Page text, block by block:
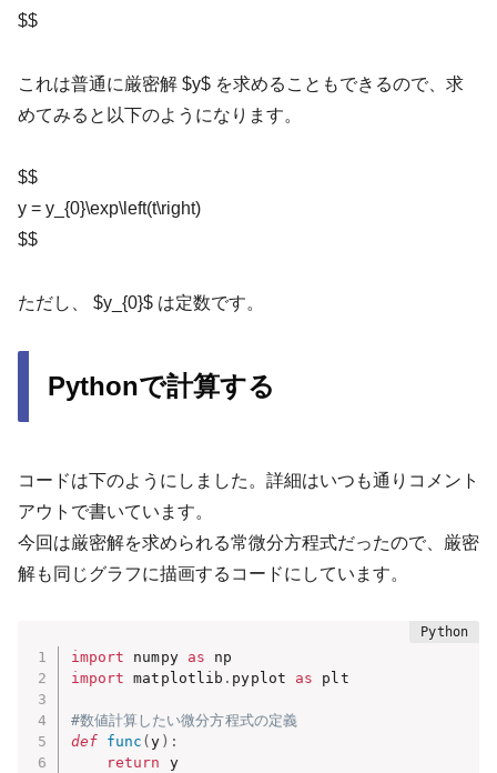
$$
これは普通に厳密解 $y$ を求めることもできるので、求
めてみると以下のようになります。
$$
y = y_{0}\exp\left(t\right)
$$
ただし、 $y_{0}$ は定数です。
Pythonで計算する
コードは下のようにしました。詳細はいつも通りコメント
アウトで書いています。
今回は厳密解を求められる常微分方程式だったので、厳密
解も同じグラフに描画するコードにしています。
import numpy as
import matplotlib . pyplot as plt
#数値計算したい微分方程式の定義
def
func (y ) :
return
y